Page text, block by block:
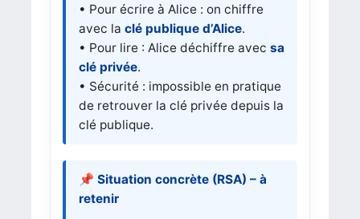
• Pour écrire à Alice : on chiffre
avec la clé publique d’Alice.
• Pour lire : Alice déchiffre avec sa
clé privée.
• Sécurité : impossible en pratique
de retrouver la clé privée depuis la
clé publique.
📌 Situation concrète (RSA) – à
retenir